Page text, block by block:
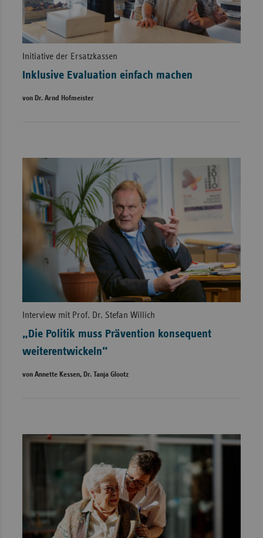
Initiative der Ersatzkassen
Inklusive Evaluation einfach machen
von Dr. Arnd Hofmeister
Interview mit Prof. Dr. Stefan Willich
„Die Politik muss Prävention konsequent
weiterentwickeln“
von Annette Kessen, Dr. Tanja Glootz